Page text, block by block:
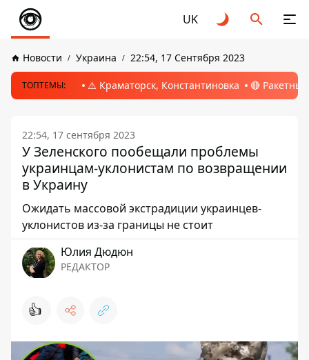
UK
Новости Украина 22:54, 17 Сентября 2023
ТОПТЕМЫ: ⚠️ Краматорск, Константиновка 🔴
22:54, 17 сентября 2023
У Зеленского пообещали проблемы
украинцам-уклонистам по возвращении
в Украину
Ожидать массовой экстрадиции украинцев-
уклонистов из-за границы не стоит
Юлия Дюдюн
РЕДАКТОР
👍